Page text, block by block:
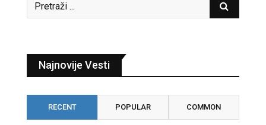
Najnovije Vesti
RECENT POPULAR COMMON